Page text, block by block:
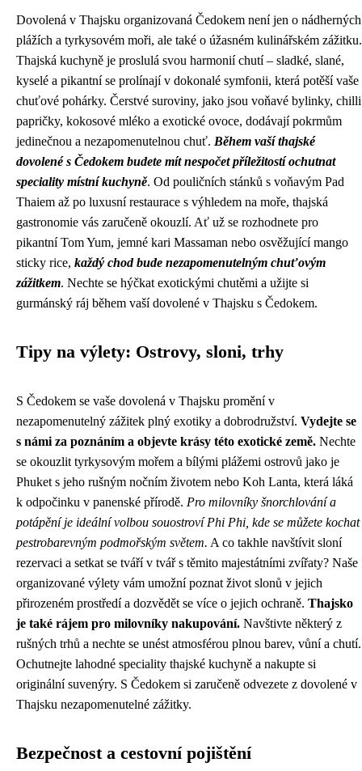
Dovolená v Thajsku organizovaná Čedokem není jen o nádherných
plážích a tyrkysovém moři, ale také o úžasném kulinářském zážitku.
Thajská kuchyně je proslulá svou harmonií chutí – sladké, slané,
kyselé a pikantní se prolínají v dokonalé symfonii, která potěší vaše
chuťové pohárky. Čerstvé suroviny, jako jsou voňavé bylinky, chilli
papričky, kokosové mléko a exotické ovoce, dodávají pokrmům
jedinečnou a nezapomenutelnou chuť. Během vaší thajské
dovolené s Čedokem budete mít nespočet příležitostí ochutnat
speciality místní kuchyně. Od pouličních stánků s voňavým Pad
Thaiem až po luxusní restaurace s výhledem na moře, thajská
gastronomie vás zaručeně okouzlí. Ať už se rozhodnete pro
pikantní Tom Yum, jemné kari Massaman nebo osvěžující mango
sticky rice, každý chod bude nezapomenutelným chuťovým
zážitkem. Nechte se hýčkat exotickými chutěmi a užijte si
gurmánský ráj během vaší dovolené v Thajsku s Čedokem.
Tipy na výlety: Ostrovy, sloni, trhy
S Čedokem se vaše dovolená v Thajsku promění v
nezapomenutelný zážitek plný exotiky a dobrodružství. Vydejte se
s námi za poznáním a objevte krásy této exotické země. Nechte
se okouzlit tyrkysovým mořem a bílými plážemi ostrovů jako je
Phuket s jeho rušným nočním životem nebo Koh Lanta, která láká
k odpočinku v panenské přírodě. Pro milovníky šnorchlování a
potápění je ideální volbou souostroví Phi Phi, kde se můžete kochat
pestrobarevným podmořským světem. A co takhle navštívit sloní
rezervaci a setkat se tváří v tvář s těmito majestátními zvířaty? Naše
organizované výlety vám umožní poznat život slonů v jejich
přirozeném prostředí a dozvědět se více o jejich ochraně. Thajsko
je také rájem pro milovníky nakupování. Navštivte některý z
rušných trhů a nechte se unést atmosférou plnou barev, vůní a chutí.
Ochutnejte lahodné speciality thajské kuchyně a nakupte si
originální suvenýry. S Čedokem si zaručeně odvezete z dovolené v
Thajsku nezapomenutelné zážitky.
Bezpečnost a cestovní pojištění